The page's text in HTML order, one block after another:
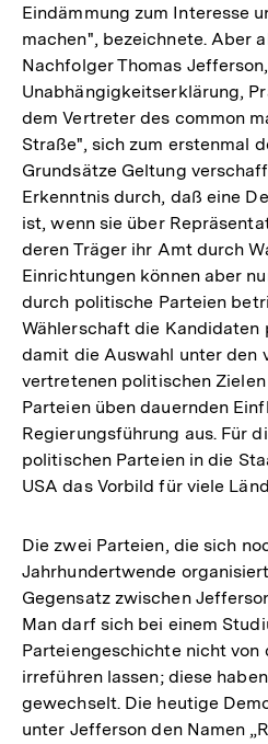
Eindämmung zum Interesse
machen", bezeichnete. Aber
Nachfolger Thomas
Unabhängigkeitserklärung,
dem Vertreter des common
Straße", sich zum erstenmal
Grundsätze Geltung
Erkenntnis durch, daß eine
ist, wenn sie über
deren Träger ihr Amt durch
Einrichtungen können aber
durch politische Parteien
Wählerschaft die Kandidaten
damit die Auswahl unter den
vertretenen politischen
Parteien üben dauernden
Regierungsführung aus. Für
politischen Parteien in die
USA das Vorbild für viele
Die zwei Parteien, die sich
Jahrhundertwende
Gegensatz zwischen
Man darf sich bei einem
Parteiengeschichte nicht von
irreführen lassen; diese
gewechselt. Die heutige
unter Jefferson den Namen